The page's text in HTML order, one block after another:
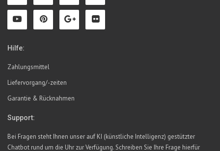
Hilfe:
Zahlungsmittel
Liefervorgang/-zeiten
Garantie & Rücknahmen
Support:
Bei Fragen steht Ihnen unser auf KI (künstliche Intelligenz) gestützter
Chatbot rund um die Uhr zur Verfügung. Schreiben Sie Ihre Frage hierfür